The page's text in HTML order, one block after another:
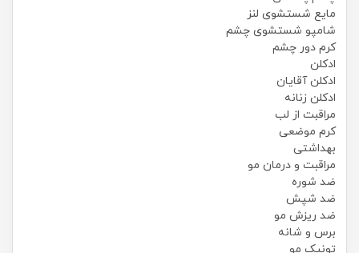
مایع شستشوی لنز
شامپو شستشوی چشم
کرم دور چشم
ادکلن
ادکلن آقایان
ادکلن زنانه
مراقبت از لب
کرم موضعی
بهداشتی
مراقبت و درمان مو
ضد شوره
ضد شپش
ضد ریزش مو
برس و شانه
تونیک مو